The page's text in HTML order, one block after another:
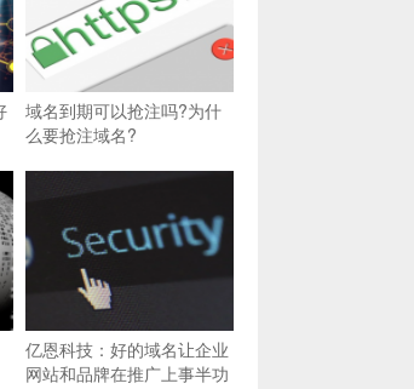
域名到期可以抢注吗?为什
么要抢注域名?
亿恩科技：好的域名让企业
网站和品牌在推广上事半功